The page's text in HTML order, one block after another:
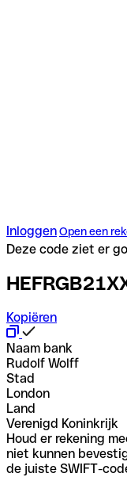
InloggenOpen een
Deze code ziet er
Kopiëren
Naam bank
Rudolf Wolff
Stad
London
Land
Verenigd Koninkrijk
Houd er rekening
niet kunnen
de juiste SWIFT-